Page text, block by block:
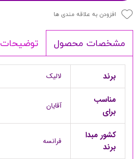
افزودن به علاقه مندی ها
مشخصات محصول توضیحات
برند لالیک
مناسب
برای
آقایان
کشور مبدا
برند
فرانسه